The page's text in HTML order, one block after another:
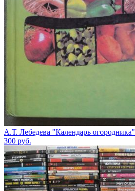
А.Т. Лебедева "Календарь огородника"
300 руб.